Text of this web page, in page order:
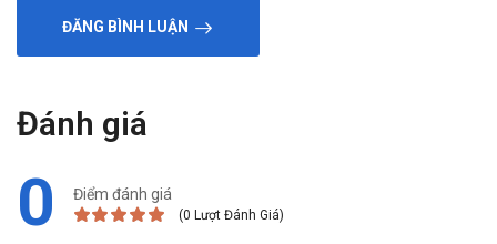
ĐĂNG BÌNH LUẬN
Đánh giá
0 Điểm đánh giá
(0 Lượt Đánh Giá)